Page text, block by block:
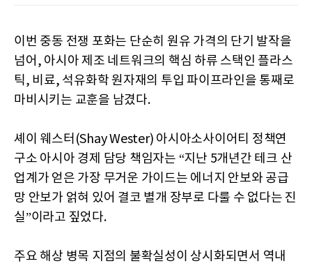
이번 중동 전쟁 포화는 단순히 원유 가격의 단기 발작을
넘어, 아시아 제조 네트워크의 핵심 하류 스택인 플라스
틱, 비료, 석유화학 원자재의 투입 파이프라인을 통째로
마비시키는 교훈을 남겼다.
셰이 웨스터(Shay Wester) 아시아소사이어티 정책연
구소 아시아 경제 담당 책임자는 “지난 5개년간 테크 산
업계가 얻은 가장 무거운 가이드는 에너지 안보와 공급
망 안보가 얽혀 있어 결코 별개 장부로 다룰 수 없다는 진
실”이라고 짚었다.
주요 해상 병목 지점의 불확실성이 상시화되면서 역내